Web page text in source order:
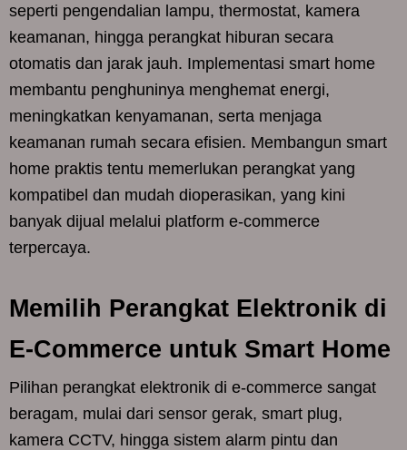
seperti pengendalian lampu, thermostat, kamera
keamanan, hingga perangkat hiburan secara
otomatis dan jarak jauh. Implementasi smart home
membantu penghuninya menghemat energi,
meningkatkan kenyamanan, serta menjaga
keamanan rumah secara efisien. Membangun smart
home praktis tentu memerlukan perangkat yang
kompatibel dan mudah dioperasikan, yang kini
banyak dijual melalui platform e-commerce
terpercaya.
Memilih Perangkat Elektronik di
E-Commerce untuk Smart Home
Pilihan perangkat elektronik di e-commerce sangat
beragam, mulai dari sensor gerak, smart plug,
kamera CCTV, hingga sistem alarm pintu dan